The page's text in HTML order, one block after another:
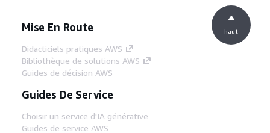
Mise En Route
Didacticiels pratiques AWS
Bibliothèque de solutions AWS
Guides de décision AWS
Guides De Service
Choisir un service d'IA générative
Guides de service AWS
haut